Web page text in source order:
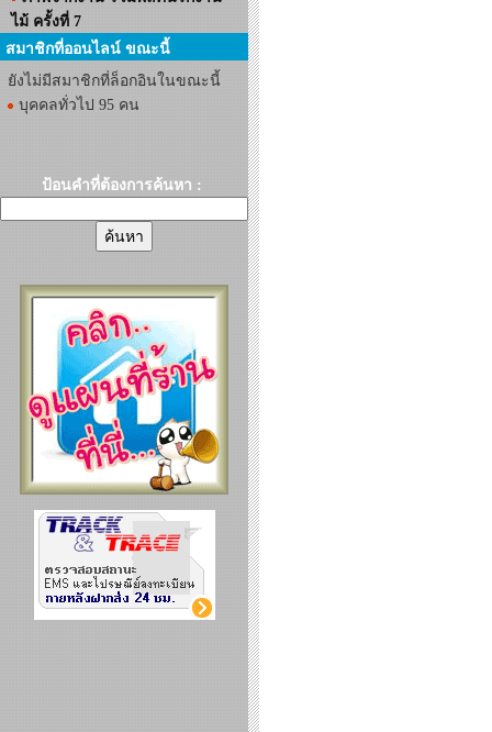
ไม้ ครั้งที่ 7
สมาชิกที่ออนไลน์ ขณะนี้
ยังไม่มีสมาชิกที่ล็อกอินในขณะนี้
บุคคลทั่วไป 95 คน
ป้อนคำที่ต้องการค้นหา :